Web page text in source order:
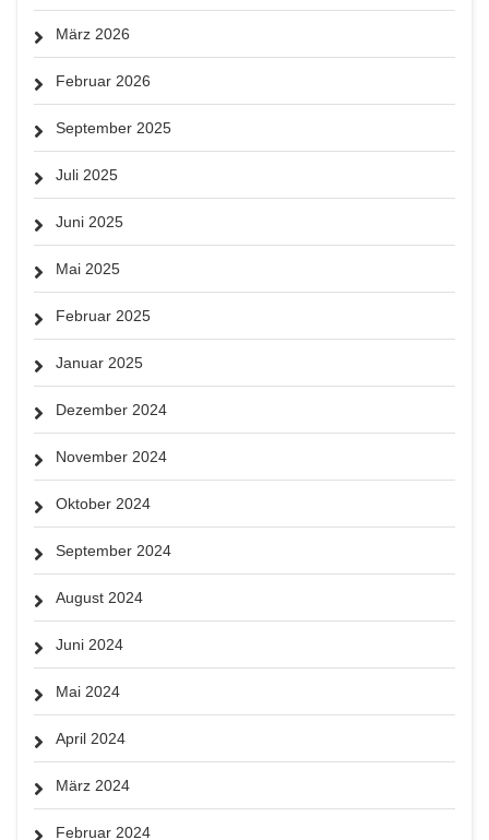
März 2026
Februar 2026
September 2025
Juli 2025
Juni 2025
Mai 2025
Februar 2025
Januar 2025
Dezember 2024
November 2024
Oktober 2024
September 2024
August 2024
Juni 2024
Mai 2024
April 2024
März 2024
Februar 2024